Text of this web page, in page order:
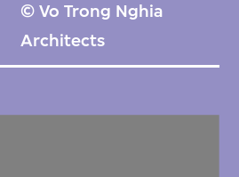
© Vo Trong Nghia
Architects